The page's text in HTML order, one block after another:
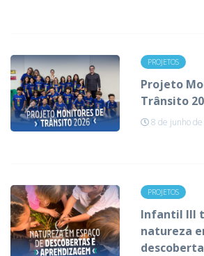
PROJETOS
Projeto
Trânsito
8 de junho
PROJETOS
Infantil III
natureza